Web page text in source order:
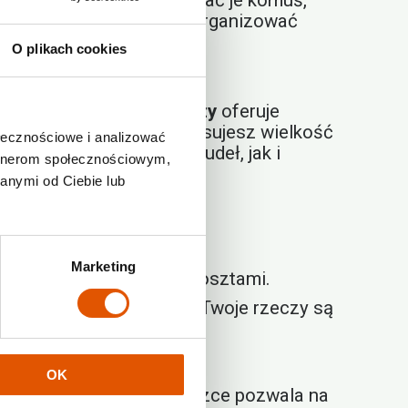
O plikach cookies
i analizować
społecznościowym,
od Ciebie lub
Marketing
OK
aby w spokoju zorganizować
na nadmiar rzeczy oferuje
łatwo dopasujesz wielkość
przechowanie kilku pudeł, jak i
pełną kontrolę nad kosztami.
masz pewność, że Twoje rzeczy są
momencie.
po przeprowadzce pozwala na